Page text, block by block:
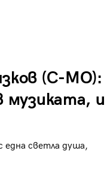
(C-MO):
музиката, и
една светла душа,